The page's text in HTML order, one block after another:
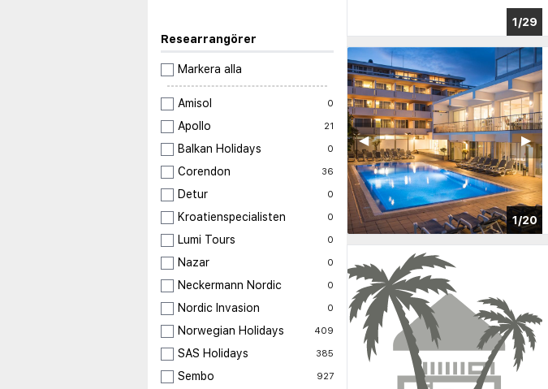
Researrangörer
Markera alla
Amisol 0
Apollo 21
Balkan Holidays 0
Corendon 36
Detur 0
Kroatienspecialisten 0
Lumi Tours 0
Nazar 0
Neckermann Nordic 0
Nordic Invasion 0
Norwegian Holidays 409
SAS Holidays 385
Sembo 927
1/21
1/20
▶︎
◀︎